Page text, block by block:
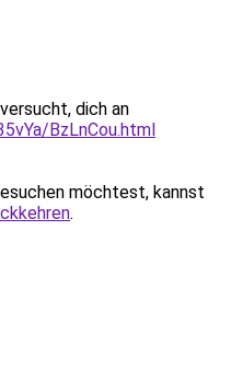
dich an
BzLnCou.html
möchtest, kannst
.